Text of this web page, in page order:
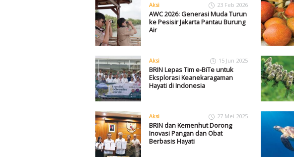
Aksi 23 Feb 2026
AWC 2026: Generasi Muda Turun
ke Pesisir Jakarta Pantau Burung
Air
Aksi 15 Jun 2025
BRIN Lepas Tim e-BiTe untuk
Eksplorasi Keanekaragaman
Hayati di Indonesia
Aksi 27 Mei 2025
BRIN dan Kemenhut Dorong
Inovasi Pangan dan Obat
Berbasis Hayati